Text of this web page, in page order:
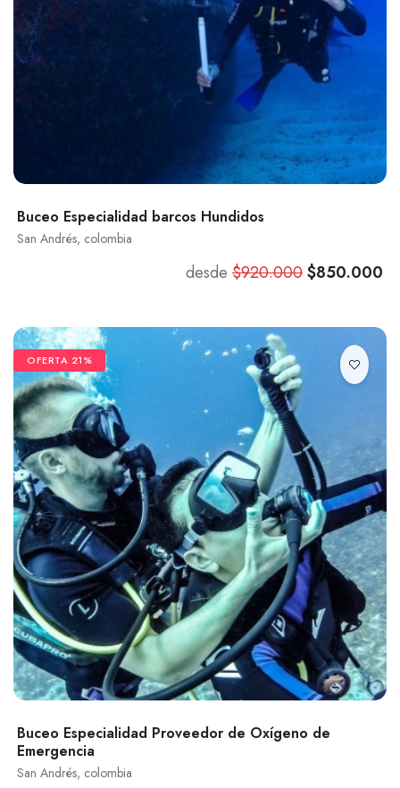
Buceo Especialidad barcos Hundidos
San Andrés, colombia
desde $920.000$850.000
OFERTA 21%
Buceo Especialidad Proveedor de Oxígeno de
Emergencia
San Andrés, colombia